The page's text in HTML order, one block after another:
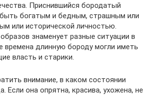
Приснившийся бородатый
богатым и бедным, страшным или
или исторической личностью.
знаменует разные ситуации в
времена длинную бороду могли иметь
власть и старики.
внимание, в каком состоянии
Если она опрятна, красива, ухожена, не